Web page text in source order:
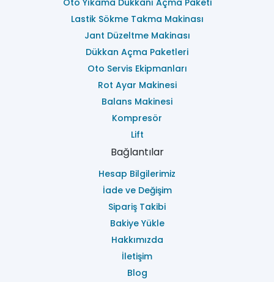
Oto Yıkama Dükkanı Açma Paketi
Lastik Sökme Takma Makinası
Jant Düzeltme Makinası
Dükkan Açma Paketleri
Oto Servis Ekipmanları
Rot Ayar Makinesi
Balans Makinesi
Kompresör
Lift
Bağlantılar
Hesap Bilgilerimiz
İade ve Değişim
Sipariş Takibi
Bakiye Yükle
Hakkımızda
İletişim
Blog